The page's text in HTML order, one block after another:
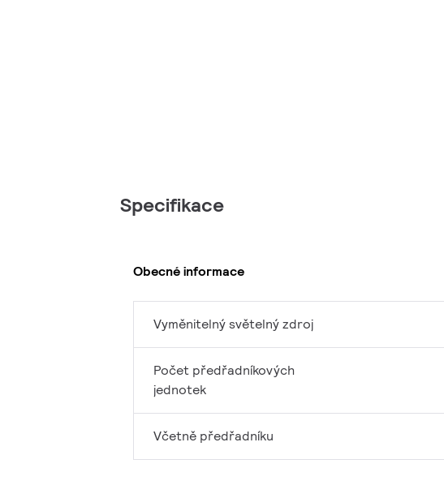
Specifikace
Obecné informace
Vyměnitelný světelný zdroj
Počet předřadníkových
jednotek
Včetně předřadníku